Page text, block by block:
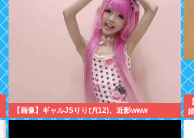
【画像】ギャルJSりりぴ(12)、近影www